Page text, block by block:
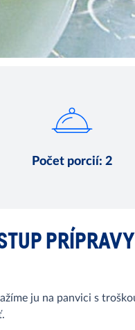
Počet porcií: 2
PRÍPRAVY
ju na panvici s